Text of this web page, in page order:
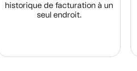
historique de facturation à un
seul endroit.